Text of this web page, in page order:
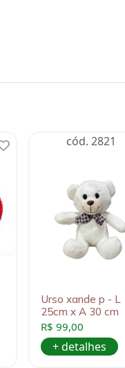
cód. 2821
Urso xande p - L
25cm x A 30 cm
R$ 99,00
+ detalhes